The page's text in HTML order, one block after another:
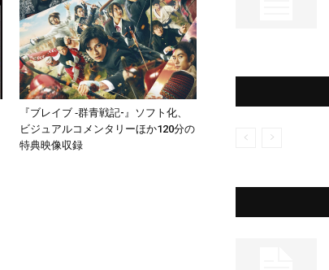
『ブレイブ ‐群青戦記-』ソフト化、
ビジュアルコメンタリーほか120分の
特典映像収録